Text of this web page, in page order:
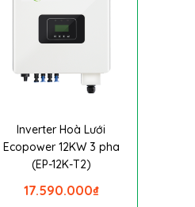
Inverter Hoà Lưới
Ecopower 12KW 3 pha
(EP-12K-T2)
₫
17.590.000